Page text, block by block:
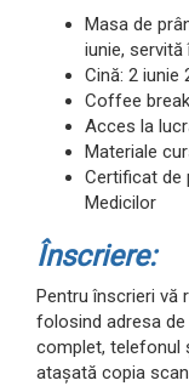
Masa de
iunie,
Cină: 2 iunie
Coffee
Acces la
Materiale
Certificat de
Medicilor
Înscriere:
Pentru înscrieri vă
folosind adresa
complet, telefonul
atașată copia